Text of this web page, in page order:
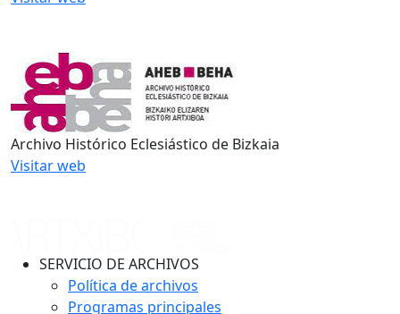
Archivo Histórico Eclesiástico de Bizkaia
Visitar web
SERVICIO DE ARCHIVOS
Política de archivos
Programas principales